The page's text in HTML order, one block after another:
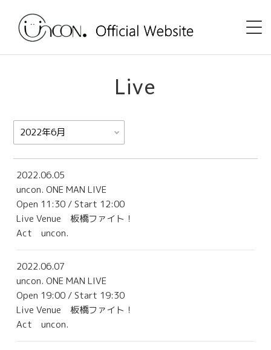
Shop
Live
2022.06.05
uncon. ONE MAN LIVE
Open 11:30 / Start 12:00
Live Venue
板橋ファイト！
Act uncon.
2022.06.07
uncon. ONE MAN LIVE
Open 19:00 / Start 19:30
Live Venue
板橋ファイト！
Act uncon.